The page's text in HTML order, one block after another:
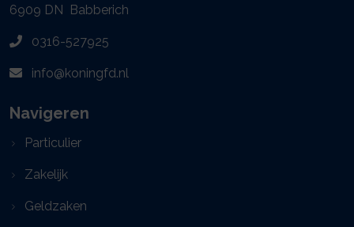
6909 DN
Babberich
0316-527925
info@koningfd.nl
Navigeren
Particulier
Zakelijk
Geldzaken